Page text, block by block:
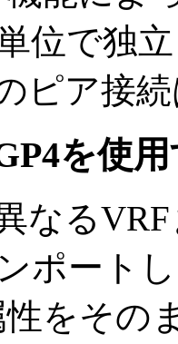
位で独
ピア接
を使
なる
ポート
性をその